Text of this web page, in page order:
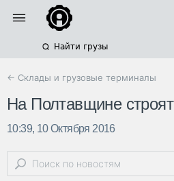
Найти грузы
← Склады и грузовые терминалы
На Полтавщине
10:39, 10 Октября 2016